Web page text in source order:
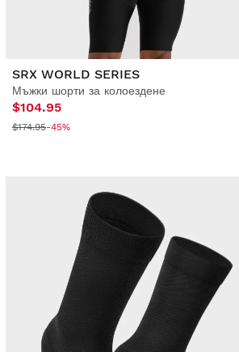
SRX WORLD SERIES
Мъжки шорти за колоездене
$104.95
$174.95-45%